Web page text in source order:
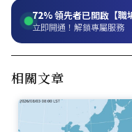
72%領先者已開啟【職
立即開通！解鎖專屬服務
相關文章